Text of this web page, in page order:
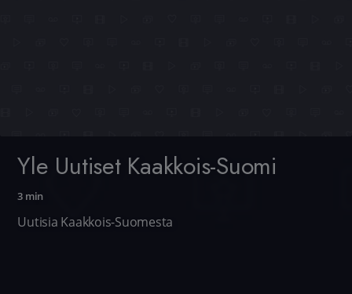
Yle Uutiset Kaakkois-Suomi
3 min
Uutisia Kaakkois-Suomesta